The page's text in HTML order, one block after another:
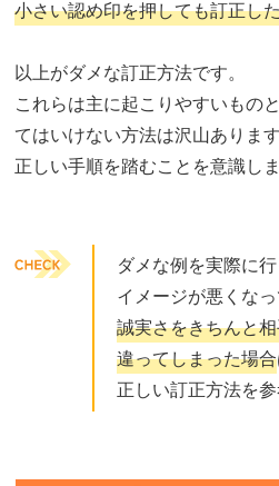
小さい認め印を押しても訂正し
以上がダメな訂正方法です。
これらは主に起こりやすいもの
てはいけない方法は沢山あります
正しい手順を踏むことを意識しま
ダメな例を実際に
イメージが悪くなっ
誠実さをきちんと
違ってしまった場合
正しい訂正方法を